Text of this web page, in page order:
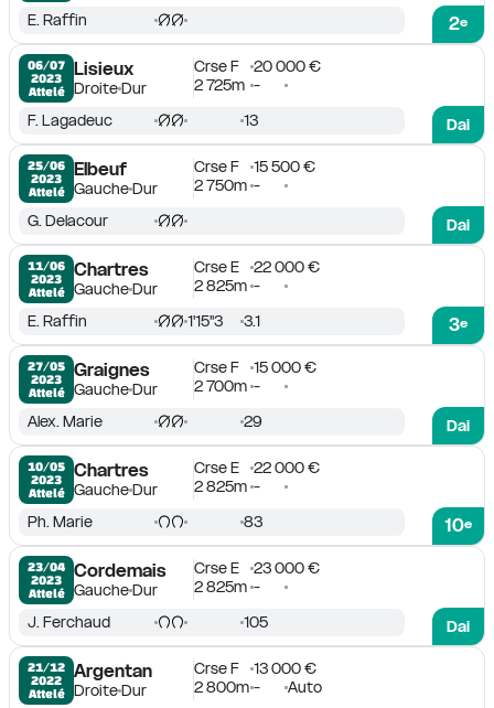
2e
E. Raffin
06/07
2023
Attelé
Lisieux
DroiteDur
Crse F
20 000 €
2 725m -
Dai
F. Lagadeuc 13
25/06
2023
Attelé
Elbeuf
GaucheDur
Crse F
15 500 €
2 750m -
Dai
G. Delacour
11/06
2023
Attelé
Chartres
GaucheDur
Crse E
22 000 €
2 825m -
3e
E. Raffin 1'15''3 3.1
27/05
2023
Attelé
Graignes
GaucheDur
Crse F
15 000 €
2 700m -
Dai
Alex. Marie 29
10/05
2023
Attelé
Chartres
GaucheDur
Crse E
22 000 €
2 825m -
10e
Ph. Marie 83
23/04
2023
Attelé
Cordemais
GaucheDur
Crse E
23 000 €
2 825m -
Dai
J. Ferchaud 105
21/12
2022
Attelé
Argentan
DroiteDur
Crse F
13 000 €
2 800m - Auto